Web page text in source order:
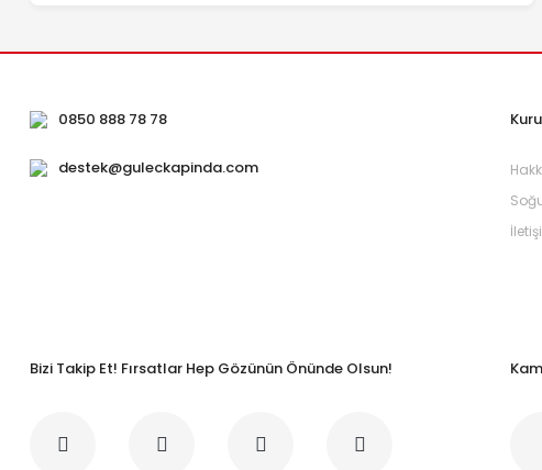
0850 888 78 78
destek@guleckapinda.com
Bizi Takip Et! Fırsatlar Hep Gözünün Önünde Olsun!